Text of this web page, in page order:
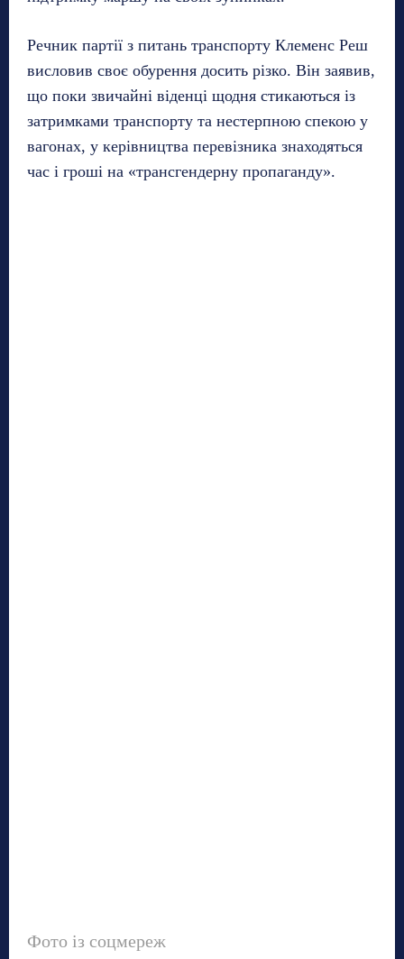
Речник партії з питань транспорту Клеменс Реш
висловив своє обурення досить різко. Він заявив,
що поки звичайні віденці щодня стикаються із
затримками транспорту та нестерпною спекою у
вагонах, у керівництва перевізника знаходяться
час і гроші на «трансгендерну пропаганду».
Фото із соцмереж